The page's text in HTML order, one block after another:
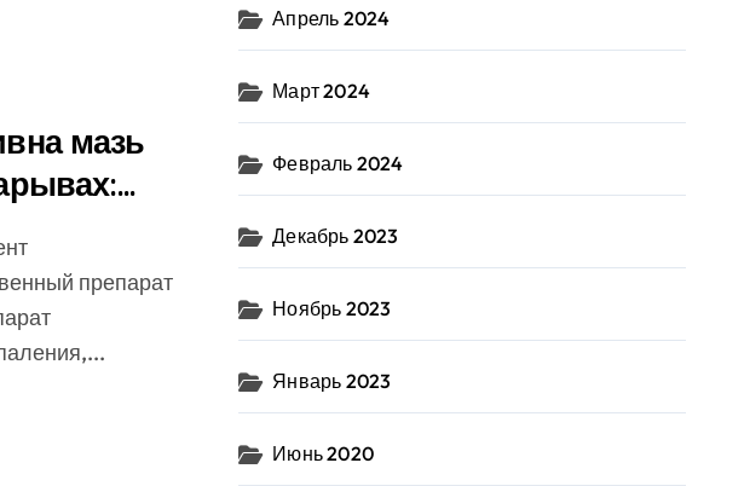
мазь
препарат
Апрель 2024
Март 2024
Февраль 2024
Декабрь 2023
Ноябрь 2023
Январь 2023
Июнь 2020